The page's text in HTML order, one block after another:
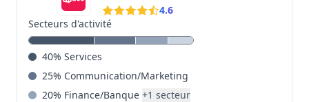
4.6
Secteurs d'activité
40% Services
25% Communication/Marketing
20% Finance/Banque +1 secteur